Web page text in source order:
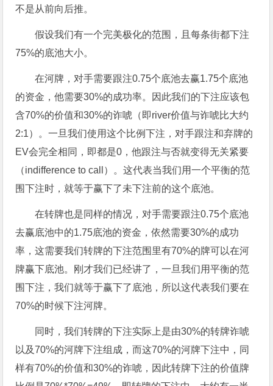
不是从前向后推。
假设我们有一个完美极化的范围，且每条街都下注
75%的底池大小。
在河牌，对手需要跟注0.75个底池去赢1.75个底池
的资金，他需要30%的成功率。因此我们的下注应该包
含70%的价值和30%的诈唬（即river价值与诈唬比大约
2:1）。一旦我们使用这个比例下注，对手跟注和弃牌的
EV会完全相同，即都是0，他跟注与否就变得无关紧要
（indifference to call）。这代表当我们用一个平衡的范
围下注时，就等于赢下了未下注前的这个底池。
在转牌也是同样的情况，对手需要跟注0.75个底池
去赢底池中的1.75底池的资金，依然需要30%的成功
率，这需要我们转牌的下注范围里有70%的牌可以在河
牌赢下底池。刚才我们已经讲了，一旦我们用平衡的范
围下注，我们就等于赢下了底池，所以这代表我们要在
70%的时候下注河牌。
同时，我们转牌的下注实际上是由30%的转牌诈唬
以及70%的河牌下注组成，而这70%的河牌下注中，同
样有70%的价值和30%的诈唬，因此转牌下注的价值牌